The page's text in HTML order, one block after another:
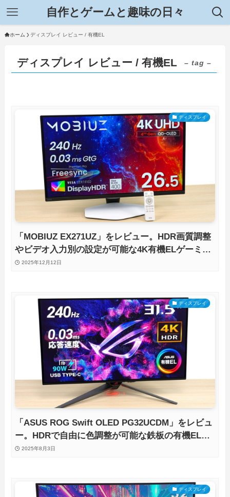
自作とゲームと趣味の日々
ホーム ディスプレイ レビュー / 有機EL
ディスプレイ レビュー / 有機EL – tag –
ディスプレイ
「MOBIUZ EX271UZ」をレビュー。HDR画質調整
やビデオ入力別の設定が可能な4K有機ELゲーミン
グモニタを徹底検証
2025年12月12日
ディスプレイ
「ASUS ROG Swift OLED PG32UCDM」をレビュ
ー。HDRで自由に色調整が可能な鉄板の有機ELゲ
ーミングモニタを徹底検証
2025年8月3日
ディスプレイ